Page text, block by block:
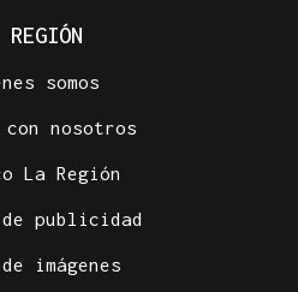
REGIÓN
somos
con nosotros
La Región
publicidad
imágenes